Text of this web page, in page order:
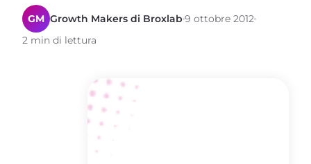
GM Growth Makers di Broxlab 9 ottobre 2012
2 min di lettura